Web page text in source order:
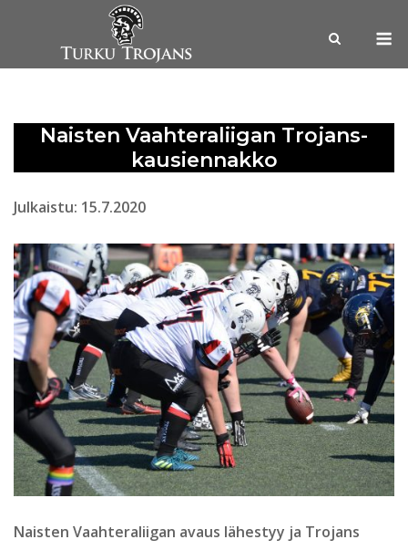
Naisten Vaahteraliigan Trojans-
kausiennakko
Julkaistu: 15.7.2020
Naisten Vaahteraliigan avaus lähestyy ja Trojans